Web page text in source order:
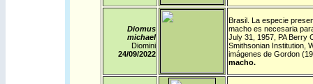
Diomus
michael
Diomini
24/09/2022
Brasil. La especie
macho es necesaria
July 31, 1957, PA Berry
Smithsonian Institution,
imágenes de Gordon
macho.